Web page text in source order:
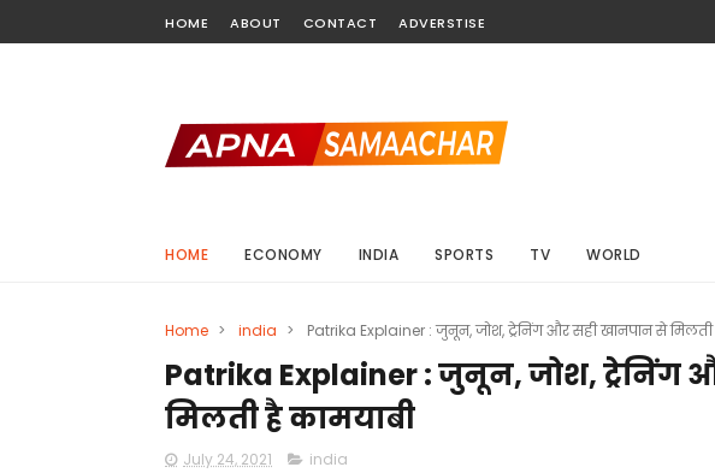
HOME ABOUT CONTACT ADVERSTISE
HOME ECONOMY INDIA SPORTS TV WORLD
Home > india > Patrika Explainer : जुनून, जोश, ट्रेनिंग और सही खानपान से मिलती
Patrika Explainer : जुनून, जोश, ट्रेनिंग
मिलती है कामयाबी
July 24, 2021 india